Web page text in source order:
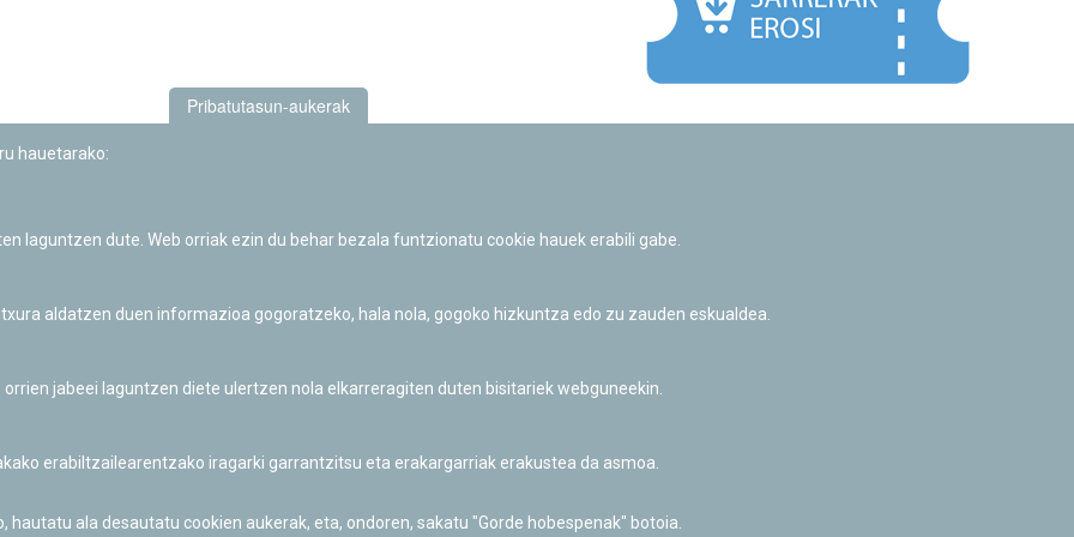
Informazio publikoa eskatzeko baimena
Pribatutasun-aukerak
hauetarako:
laguntzen dute. Web orriak ezin du behar bezala funtzionatu cookie hauek erabili gabe.
aldatzen duen informazioa gogoratzeko, hala nola, gogoko hizkuntza edo zu zauden eskualdea.
jabeei laguntzen diete ulertzen nola elkarreragiten duten bisitariek webguneekin.
erabiltzailearentzako iragarki garrantzitsu eta erakargarriak erakustea da asmoa.
ala desautatu cookien aukerak, eta, ondoren, sakatu "Gorde hobespenak" botoia.